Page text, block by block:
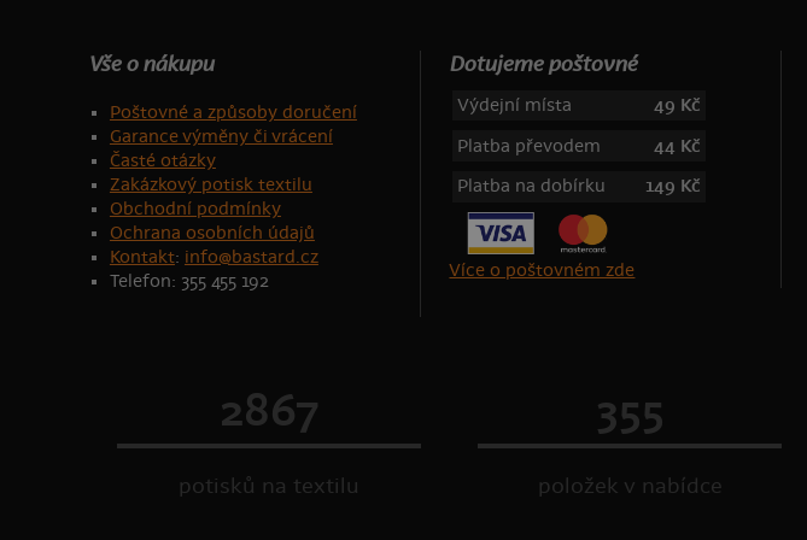
Vše o nákupu
Poštovné a způsoby doručení
Garance výměny či vrácení
Časté otázky
Zakázkový potisk textilu
Obchodní podmínky
Ochrana osobních údajů
Kontakt: info@bastard.cz
Telefon: 355 455 192
Dotujeme poštovné
Výdejní místa
49 Kč
Platba převodem
44 Kč
Platba na dobírku
149 Kč
Více o poštovném zde
2867
potisků na textilu
355
položek v nabídce